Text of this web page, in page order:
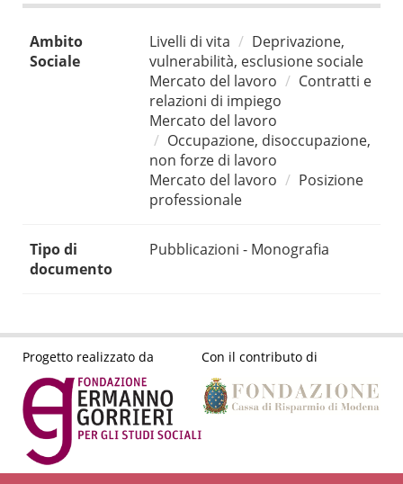
Ambito
Sociale
Livelli di vita
Deprivazione,
vulnerabilità, esclusione sociale
Mercato del lavoro
Contratti e
relazioni di impiego
Mercato del lavoro
Occupazione, disoccupazione,
non forze di lavoro
Mercato del lavoro
Posizione
professionale
Tipo di
documento
Pubblicazioni - Monografia
Progetto realizzato da Con il contributo di